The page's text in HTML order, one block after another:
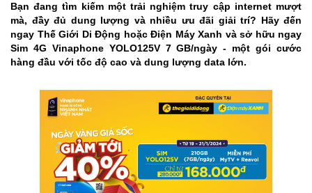
Bạn đang tìm kiếm một trải nghiệm truy cập internet mượt
mà, đầy đủ dung lượng và nhiều ưu đãi giải trí? Hãy đến
ngay Thế Giới Di Động hoặc Điện Máy Xanh và sở hữu ngay
Sim 4G Vinaphone YOLO125V 7 GB/ngày - một gói cước
hàng đầu với tốc độ cao và dung lượng data lớn.